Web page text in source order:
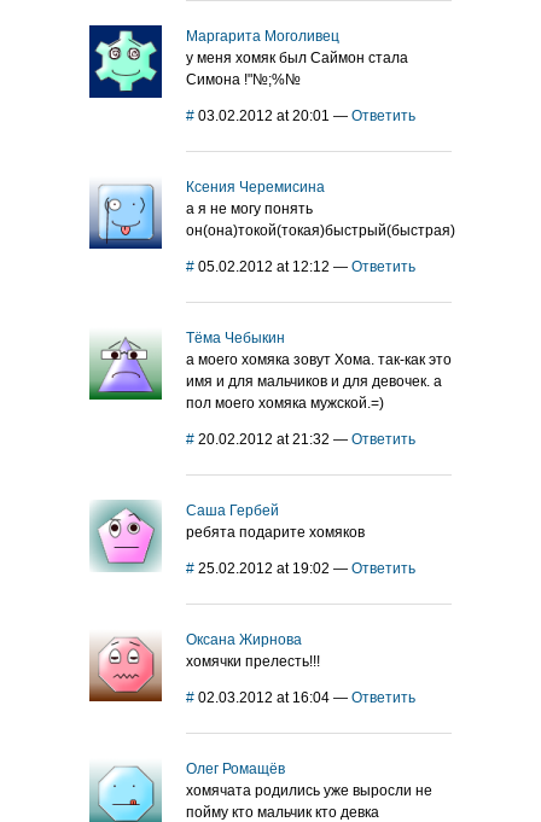
Маргарита Моголивец
у меня хомяк был Саймон стала
Симона !"№;%№
# 03.02.2012 at 20:01 — Ответить
Ксения Черемисина
а я не могу понять
он(она)токой(токая)быстрый(быстрая)
# 05.02.2012 at 12:12 — Ответить
Тёма Чебыкин
а моего хомяка зовут Хома. так-как это
имя и для мальчиков и для девочек. а
пол моего хомяка мужской.=)
# 20.02.2012 at 21:32 — Ответить
Саша Гербей
ребята подарите хомяков
# 25.02.2012 at 19:02 — Ответить
Оксана Жирнова
хомячки прелесть!!!
# 02.03.2012 at 16:04 — Ответить
Олег Ромащёв
хомячата родились уже выросли не
пойму кто мальчик кто девка